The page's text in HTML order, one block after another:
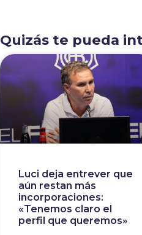
Quizás te pueda
Luci deja entrever que
aún restan más
incorporaciones:
«Tenemos claro el
perfil que queremos»